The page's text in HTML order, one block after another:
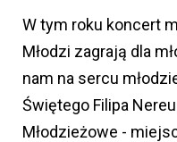
W tym roku koncert
Młodzi zagrają dla
nam na sercu
Świętego Filipa
Młodzieżowe -